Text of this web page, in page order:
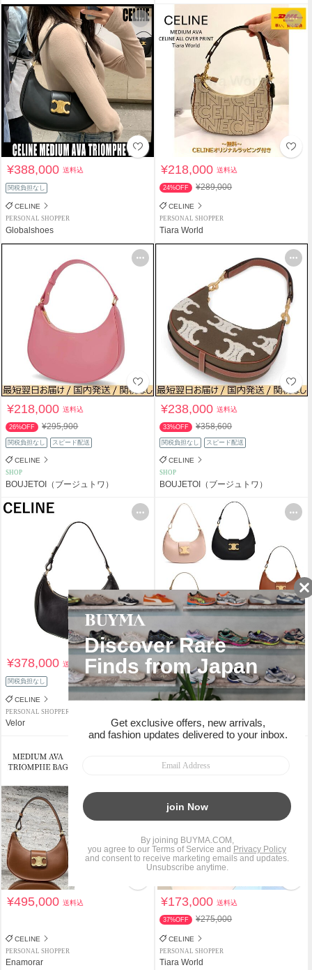
¥388,000送料込
関税負担なし
CELINE
PERSONAL SHOPPER
Globalshoes
¥218,000送料込
24%OFF ¥289,000
CELINE
PERSONAL SHOPPER
Tiara World
¥218,000送料込
26%OFF ¥295,900
関税負担なし スピード配送
CELINE
SHOP
BOUJETOI（ブージュトワ）
¥238,000送料込
33%OFF ¥358,600
関税負担なし スピード配送
CELINE
SHOP
BOUJETOI（ブージュトワ）
¥378,000送料込
関税負担なし
CELINE
PERSONAL SHOPPER
Velor
¥360,000送料込
関税負担なし
CELINE
GOS_BM_MEO
¥495,000送料込
CELINE
PERSONAL SHOPPER
Enamorar
¥173,000送料込
37%OFF ¥275,000
CELINE
PERSONAL SHOPPER
Tiara World